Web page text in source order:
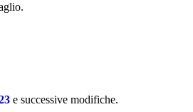
e successive modifiche.